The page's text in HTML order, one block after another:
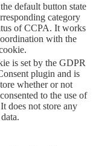
default button state
category
of CCPA. It works
with the
is set by the GDPR
plugin and is
whether or not
to the use of
does not store any